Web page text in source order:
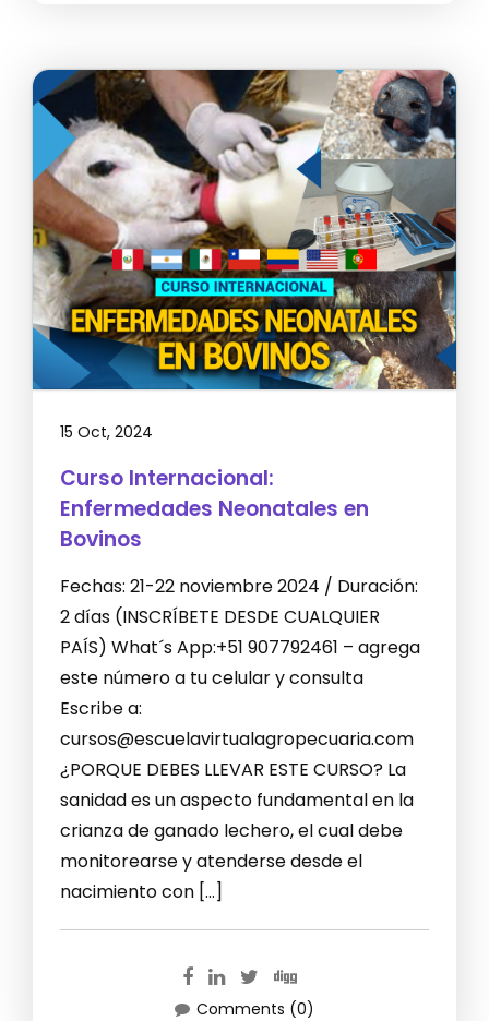
15 Oct, 2024
Curso Internacional:
Enfermedades Neonatales en
Bovinos
Fechas: 21-22 noviembre 2024 / Duración:
2 días (INSCRÍBETE DESDE CUALQUIER
PAÍS) What´s App:+51 907792461 – agrega
este número a tu celular y consulta
Escribe a:
cursos@escuelavirtualagropecuaria.com
¿PORQUE DEBES LLEVAR ESTE CURSO? La
sanidad es un aspecto fundamental en la
crianza de ganado lechero, el cual debe
monitorearse y atenderse desde el
nacimiento con […]
Comments (0)